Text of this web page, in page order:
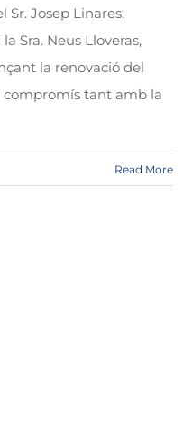
Sr. Josep Linares,
Sra. Neus Lloveras,
la renovació del
compromís tant amb la
Read More